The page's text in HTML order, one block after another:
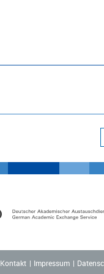
Kontakt Impressum